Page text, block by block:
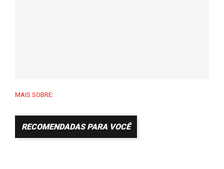
MAIS SOBRE:
RECOMENDADAS PARA VOCÊ